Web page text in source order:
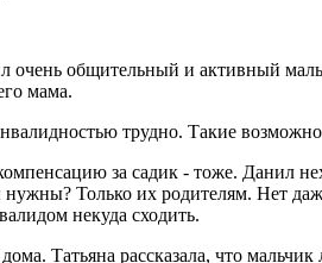
очень общительный и активный
мама.
трудно. Такие
за садик - тоже. Данил
Только их родителям. Нет
некуда сходить.
Татьяна рассказала, что